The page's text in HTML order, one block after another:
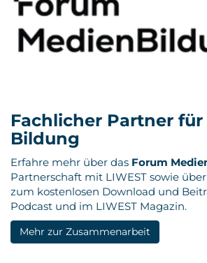
Fachlicher Partner
Bildung
Erfahre mehr über das Forum
Partnerschaft mit LIWEST sowie
zum kostenlosen Download und
Podcast und im LIWEST Magazin.
Mehr zur Zusammenarbeit